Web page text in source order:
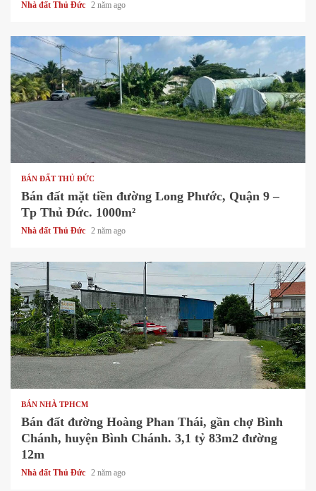
Nhà đất Thủ Đức 2 năm ago
1 min read
BÁN ĐẤT THỦ ĐỨC
Bán đất mặt tiền đường Long Phước, Quận 9 –
Tp Thủ Đức. 1000m²
Nhà đất Thủ Đức 2 năm ago
1 min read
BÁN NHÀ TPHCM
Bán đất đường Hoàng Phan Thái, gần chợ Bình
Chánh, huyện Bình Chánh. 3,1 tỷ 83m2 đường
12m
Nhà đất Thủ Đức 2 năm ago